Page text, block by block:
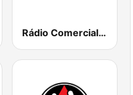
Rádio Comercial Portugal